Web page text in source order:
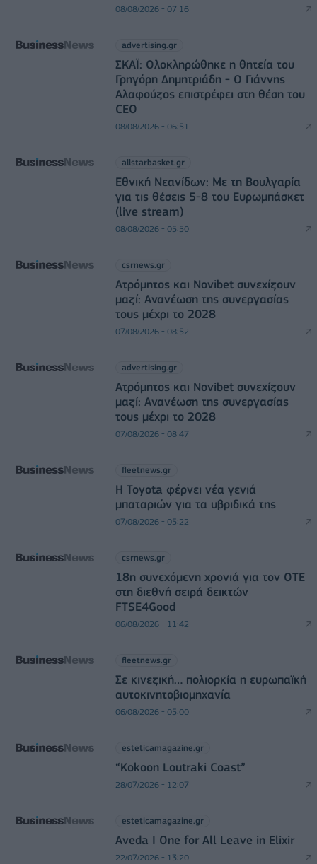
08/08/2026 - 07:16
advertising.gr
ΣΚΑΪ: Ολοκληρώθηκε η θητεία του
Γρηγόρη Δημητριάδη - Ο Γιάννης
Αλαφούζος επιστρέφει στη θέση του
CEO
08/08/2026 - 06:51
allstarbasket.gr
Εθνική Νεανίδων: Με τη Βουλγαρία
για τις θέσεις 5-8 του Ευρωμπάσκετ
(live stream)
08/08/2026 - 05:50
csrnews.gr
Ατρόμητος και Novibet συνεχίζουν
μαζί: Ανανέωση της συνεργασίας
τους μέχρι το 2028
07/08/2026 - 08:52
advertising.gr
Ατρόμητος και Novibet συνεχίζουν
μαζί: Ανανέωση της συνεργασίας
τους μέχρι το 2028
07/08/2026 - 08:47
fleetnews.gr
Η Toyota φέρνει νέα γενιά
μπαταριών για τα υβριδικά της
07/08/2026 - 05:22
csrnews.gr
18η συνεχόμενη χρονιά για τον ΟΤΕ
στη διεθνή σειρά δεικτών
FTSE4Good
06/08/2026 - 11:42
fleetnews.gr
Σε κινεζική… πολιορκία η ευρωπαϊκή
αυτοκινητοβιομηχανία
06/08/2026 - 05:00
esteticamagazine.gr
“Kokoon Loutraki Coast”
28/07/2026 - 12:07
esteticamagazine.gr
Aveda I One for All Leave in Elixir
22/07/2026 - 13:20